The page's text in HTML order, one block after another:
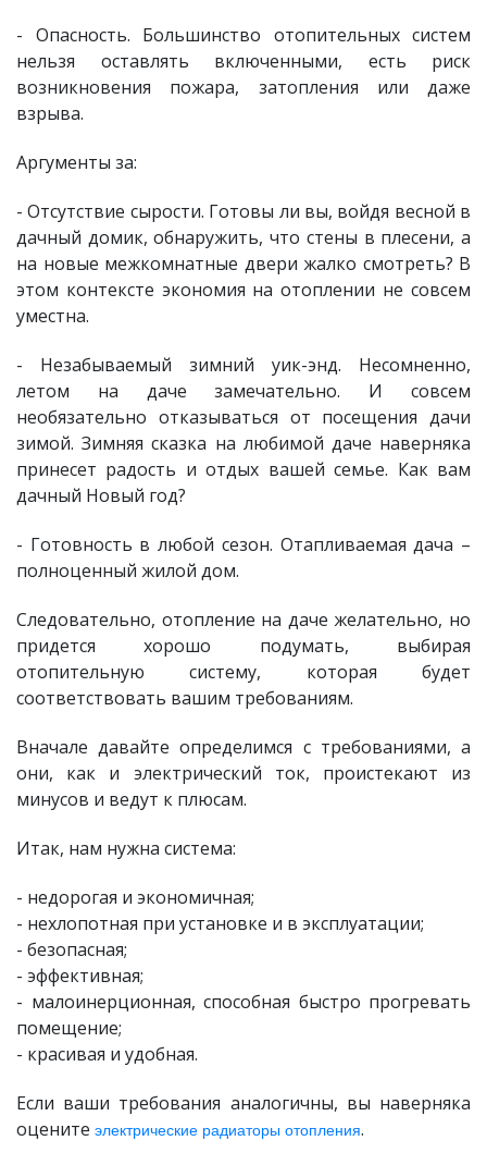
- Опасность. Большинство отопительных систем
нельзя оставлять включенными, есть риск
возникновения пожара, затопления или даже
взрыва.
Аргументы за:
- Отсутствие сырости. Готовы ли вы, войдя весной в
дачный домик, обнаружить, что стены в плесени, а
на новые межкомнатные двери жалко смотреть? В
этом контексте экономия на отоплении не совсем
уместна.
- Незабываемый зимний уик-энд. Несомненно,
летом на даче замечательно. И совсем
необязательно отказываться от посещения дачи
зимой. Зимняя сказка на любимой даче наверняка
принесет радость и отдых вашей семье. Как вам
дачный Новый год?
- Готовность в любой сезон. Отапливаемая дача –
полноценный жилой дом.
Следовательно, отопление на даче желательно, но
придется хорошо подумать, выбирая
отопительную систему, которая будет
соответствовать вашим требованиям.
Вначале давайте определимся с требованиями, а
они, как и электрический ток, проистекают из
минусов и ведут к плюсам.
Итак, нам нужна система:
- недорогая и экономичная;
- нехлопотная при установке и в эксплуатации;
- безопасная;
- эффективная;
- малоинерционная, способная быстро прогревать
помещение;
- красивая и удобная.
Если ваши требования аналогичны, вы наверняка
оцените электрические радиаторы отопления.